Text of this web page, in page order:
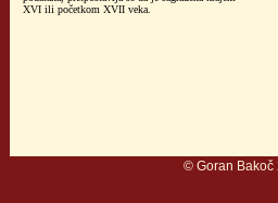
XVI ili početkom XVII veka.
©